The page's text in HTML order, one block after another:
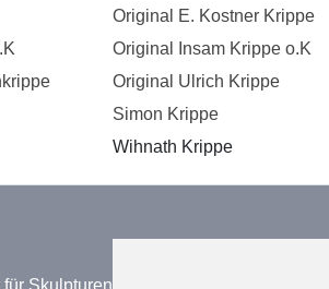
Original E. Kostner Krippe
Original Insam Krippe o.K
Original Ulrich Krippe
Simon Krippe
Wihnath Krippe
für Skulpturen höchster Qualität! Eine